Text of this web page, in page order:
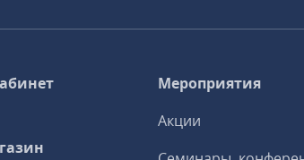
Мероприятия
Акции